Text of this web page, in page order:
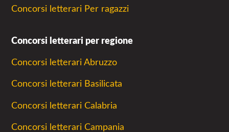
Concorsi letterari Per ragazzi
Concorsi letterari per regione
Concorsi letterari Abruzzo
Concorsi letterari Basilicata
Concorsi letterari Calabria
Concorsi letterari Campania